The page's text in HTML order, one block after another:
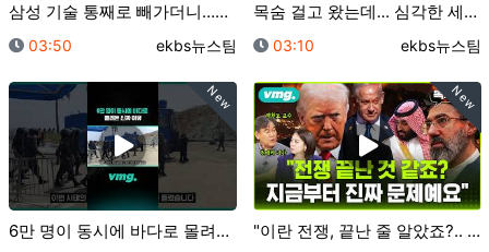
삼성 기술 통째로 빼가더니…이제 삼전닉스 노리는 중국?…
등록일
03:50 등록자
ekbs뉴스팀
목숨 걸고 왔는데... 심각한 세우타 사태 / 비디오머…
등록일
03:10 등록자
ekbs뉴스팀
New
6만 명이 동시에 바다로 몰려든 진짜 이유 / 비디오머…
New
"이란 전쟁, 끝난 줄 알았죠?.. 진짜 위기는 지금부…